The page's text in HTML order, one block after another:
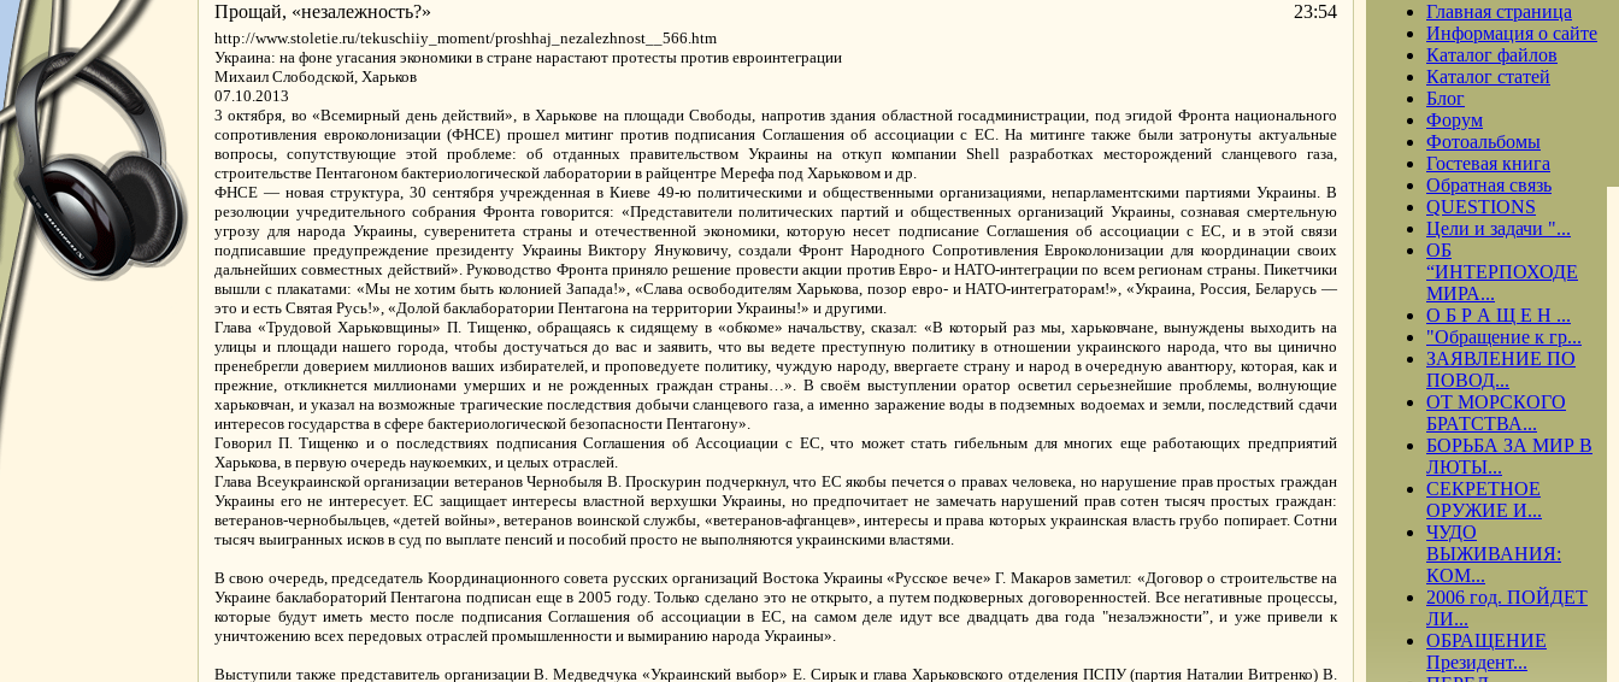
Прощай, «незалежность?» 23:54
http://www.stoletie.ru/tekuschiiy_moment/proshhaj_nezalezhnost__566.htm
Украина: на фоне угасания экономики в стране нарастают протесты против евроинтеграции
Михаил Слободской, Харьков
07.10.2013
3 октября, во «Всемирный день действий», в Харькове на площади Свободы, напротив здания областной госадминистрации, под эгидой Фронта национального
сопротивления евроколонизации (ФНСЕ) прошел митинг против подписания Соглашения об ассоциации с ЕС. На митинге также были затронуты актуальные
вопросы, сопутствующие этой проблеме: об отданных правительством Украины на откуп компании Shell разработках месторождений сланцевого газа,
строительстве Пентагоном бактериологической лаборатории в райцентре Мерефа под Харьковом и др.
ФНСЕ — новая структура, 30 сентября учрежденная в Киеве 49-ю политическими и общественными организациями, непарламентскими партиями Украины. В
резолюции учредительного собрания Фронта говорится: «Представители политических партий и общественных организаций Украины, сознавая смертельную
угрозу для народа Украины, суверенитета страны и отечественной экономики, которую несет подписание Соглашения об ассоциации с ЕС, и в этой связи
подписавшие предупреждение президенту Украины Виктору Януковичу, создали Фронт Народного Сопротивления Евроколонизации для координации своих
дальнейших совместных действий». Руководство Фронта приняло решение провести акции против Евро- и НАТО-интеграции по всем регионам страны. Пикетчики
вышли с плакатами: «Мы не хотим быть колонией Запада!», «Слава освободителям Харькова, позор евро- и НАТО-интеграторам!», «Украина, Россия, Беларусь —
это и есть Святая Русь!», «Долой баклаборатории Пентагона на территории Украины!» и другими.
Глава «Трудовой Харьковщины» П. Тищенко, обращаясь к сидящему в «обкоме» начальству, сказал: «В который раз мы, харьковчане, вынуждены выходить на
улицы и площади нашего города, чтобы достучаться до вас и заявить, что вы ведете преступную политику в отношении украинского народа, что вы цинично
пренебрегли доверием миллионов ваших избирателей, и проповедуете политику, чуждую народу, ввергаете страну и народ в очередную авантюру, которая, как и
прежние, откликнется миллионами умерших и не рожденных граждан страны…». В своём выступлении оратор осветил серьезнейшие проблемы, волнующие
харьковчан, и указал на возможные трагические последствия добычи сланцевого газа, а именно заражение воды в подземных водоемах и земли, последствий сдачи
интересов государства в сфере бактериологической безопасности Пентагону».
Говорил П. Тищенко и о последствиях подписания Соглашения об Ассоциации с ЕС, что может стать гибельным для многих еще работающих предприятий
Харькова, в первую очередь наукоемких, и целых отраслей.
Глава Всеукраинской организации ветеранов Чернобыля В. Проскурин подчеркнул, что ЕС якобы печется о правах человека, но нарушение прав простых граждан
Украины его не интересует. ЕС защищает интересы властной верхушки Украины, но предпочитает не замечать нарушений прав сотен тысяч простых граждан:
ветеранов-чернобыльцев, «детей войны», ветеранов воинской службы, «ветеранов-афганцев», интересы и права которых украинская власть грубо попирает. Сотни
тысяч выигранных исков в суд по выплате пенсий и пособий просто не выполняются украинскими властями.
В свою очередь, председатель Координационного совета русских организаций Востока Украины «Русское вече» Г. Макаров заметил: «Договор о строительстве на
Украине баклабораторий Пентагона подписан еще в 2005 году. Только сделано это не открыто, а путем подковерных договоренностей. Все негативные процессы,
которые будут иметь место после подписания Соглашения об ассоциации в ЕС, на самом деле идут все двадцать два года "незалэжности”, и уже привели к
уничтожению всех передовых отраслей промышленности и вымиранию народа Украины».
Выступили также представитель организации В. Медведчука «Украинский выбор» Е. Сирык и глава Харьковского отделения ПСПУ (партия Наталии Витренко) В.
Главная страница
Информация о сайте
Каталог файлов
Каталог статей
Блог
Форум
Фотоальбомы
Гостевая книга
Обратная связь
QUESTIONS
Цели и задачи "...
ОБ
“ИНТЕРПОХОДЕ
МИРА...
О Б Р А Щ Е Н ...
"Обращение к гр...
ЗАЯВЛЕНИЕ ПО
ПОВОД...
ОТ МОРСКОГО
БРАТСТВА...
БОРЬБА ЗА МИР В
ЛЮТЫ...
СЕКРЕТНОЕ
ОРУЖИЕ И...
ЧУДО
ВЫЖИВАНИЯ:
КОМ...
2006 год. ПОЙДЕТ
ЛИ...
ОБРАЩЕНИЕ
Президент...